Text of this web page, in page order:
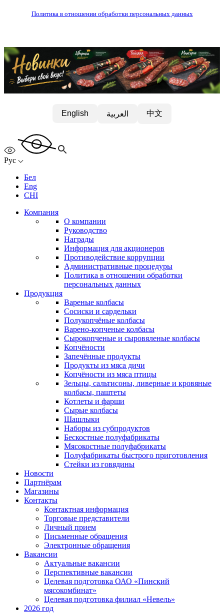
Политика в отношении обработки персональных данных
English العربية 中文
Рус
Бел
Eng
CHI
Компания
О компании
Руководство
Награды
Информация для акционеров
Противодействие коррупции
Административные процедуры
Политика в отношении обработки
персональных данных
Продукция
Вареные колбасы
Сосиски и сардельки
Полукопчёные колбасы
Варено-копченые колбасы
Сырокопченые и сыровяленые колбасы
Копчёности
Запечённые продукты
Продукты из мяса дичи
Копчёности из мяса птицы
Зельцы, сальтисоны, ливерные и кровяные
колбасы, паштеты
Котлеты и фарши
Сырые колбасы
Шашлыки
Наборы из субпродуктов
Бескостные полуфабрикаты
Мясокостные полуфабрикаты
Полуфабрикаты быстрого приготовления
Стейки из говядины
Новости
Партнёрам
Магазины
Контакты
Контактная информация
Торговые представители
Личный прием
Письменные обращения
Электронные обращения
Вакансии
Актуальные вакансии
Перспективные вакансии
Целевая подготовка ОАО «Пинский
мясокомбинат»
Целевая подготовка филиал «Невель»
2026 год